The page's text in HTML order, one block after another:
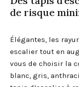
de risque
Élégantes, les
escalier tout en
vous de choisir la
blanc, gris,